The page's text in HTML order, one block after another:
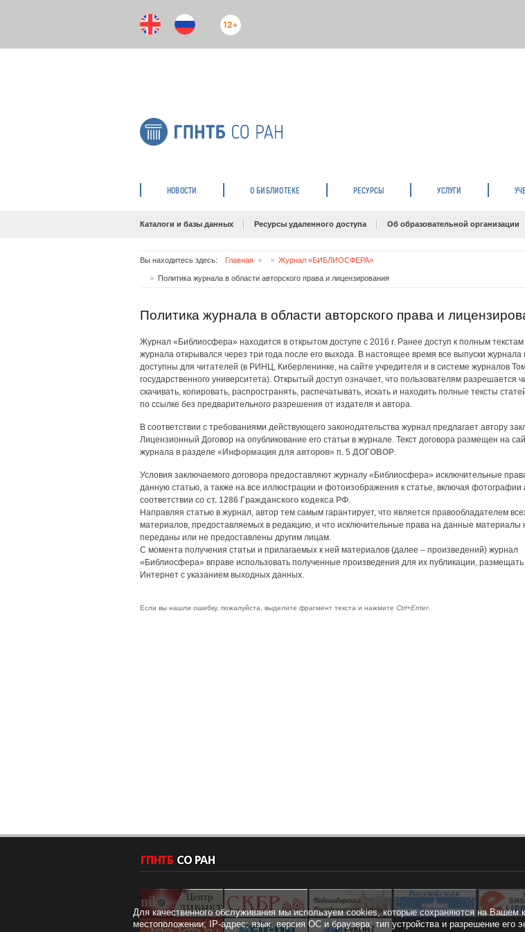
12+
НОВОСТИ О БИБЛИОТЕКЕ РЕСУРСЫ УСЛУГИ
Каталоги и базы данных Ресурсы удаленного доступа Об образовательной организации
Вы находитесь здесь: Главная Журнал «БИБЛИОСФЕРА»
Политика журнала в области авторского права и лицензирования
Политика журнала в области авторского права и
Журнал «Библиосфера» находится в открытом доступе с 2016 г. Ранее доступ к полным текстам
журнала открывался через три года после его выхода. В настоящее время все выпуски журнала
доступны для читателей (в РИНЦ, Киберленинке, на сайте учредителя и в системе журналов
государственного университета). Открытый доступ означает, что пользователям разрешается
скачивать, копировать, распространять, распечатывать, искать и находить полные тексты
по ссылке без предварительного разрешения от издателя и автора.
В соответствии с требованиями действующего законодательства журнал предлагает автору
Лицензионный Договор на опубликование его статьи в журнале. Текст договора размещен на
журнала в разделе «Информация для авторов» п. 5 ДОГОВОР.
Условия заключаемого договора предоставляют журналу «Библиосфера» исключительные
данную статью, а также на все иллюстрации и фотоизображения к статье, включая фотографии
соответствии со ст. 1286 Гражданского кодекса РФ.
Направляя статью в журнал, автор тем самым гарантирует, что является правообладателем
материалов, предоставляемых в редакцию, и что исключительные права на данные материалы
переданы или не предоставлены другим лицам.
С момента получения статьи и прилагаемых к ней материалов (далее – произведений) журнал
«Библиосфера» вправе использовать полученные произведения для их публикации, размещать
Интернет с указанием выходных данных.
Если вы нашли ошибку, пожалуйста, выделите фрагмент текста и нажмите Ctrl+Enter.
Для качественного обслуживания мы используем cookies, которые сохраняются на Вашем
местоположении; IP-адрес; язык, версия ОС и браузера; тип устройства и разрешение его